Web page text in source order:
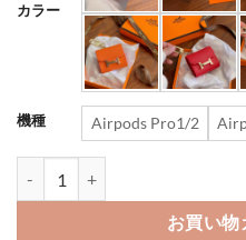
カラー
機種 Airpods Pro1/2
お買い物